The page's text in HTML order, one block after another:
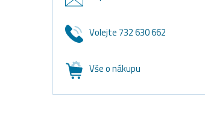
Volejte 732 630 662
Vše o nákupu